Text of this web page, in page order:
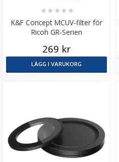
K&F Concept MCUV-filter för
Ricoh GR-Serien
★★ ★★ ★
269 kr
LÄGG I VARUKORG